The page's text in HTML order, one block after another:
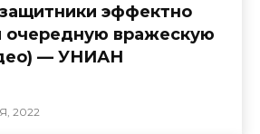
эффектно
очередную вражескую
— УНИАН
2022